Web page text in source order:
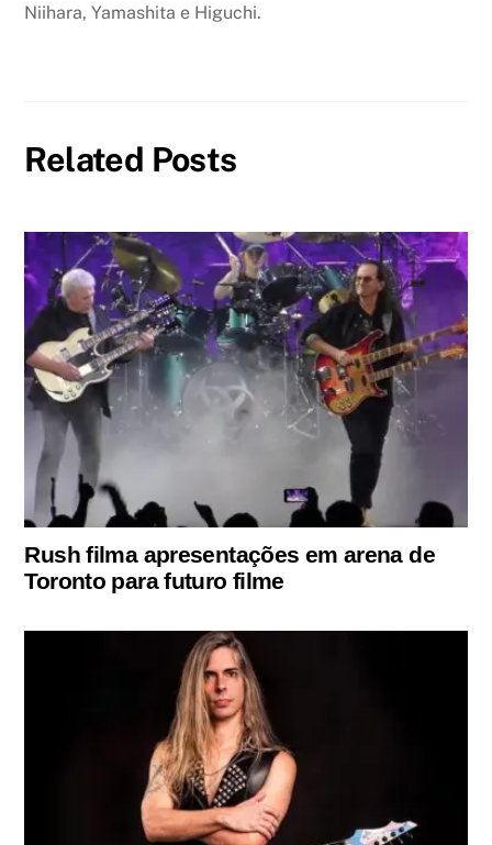
Niihara, Yamashita e Higuchi.
Related Posts
Rush filma apresentações em arena de
Toronto para futuro filme